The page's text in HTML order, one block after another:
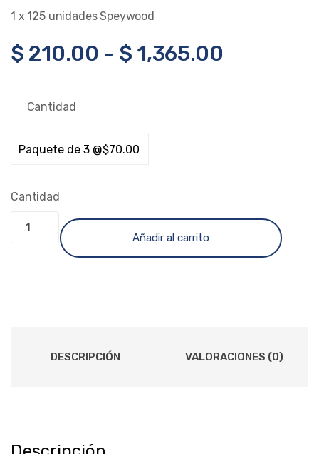
1 x 125 unidades Speywood
$ 210.00 - $ 1,365.00
Cantidad
Cantidad
Añadir al carrito
DESCRIPCIÓN VALORACIONES (0)